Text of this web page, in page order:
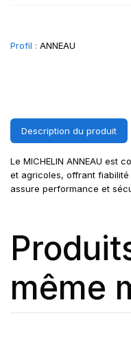
Profil : ANNEAU
Description du produit
Le MICHELIN ANNEAU est
et agricoles, offrant
assure performance et
même